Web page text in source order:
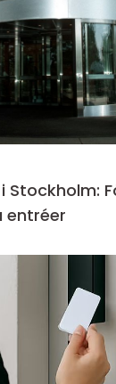
Stockholm:
entréer